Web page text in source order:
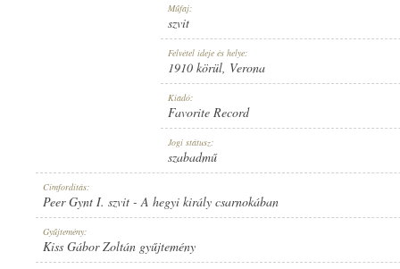
1-33034
Műfaj:
szvit
Felvétel ideje és helye:
1910 körül, Verona
Kiadó:
Favorite Record
Jogi státusz:
szabadmű
Címfordítás:
Peer Gynt I. szvit - A hegyi király csarnokában
Gyűjtemény:
Kiss Gábor Zoltán gyűjtemény